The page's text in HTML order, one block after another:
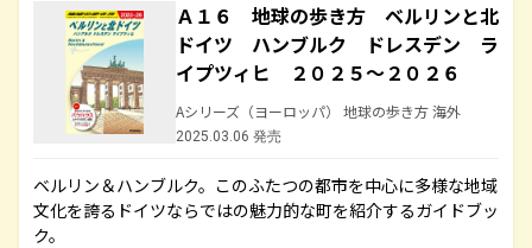
Ａ１６ 地球の歩き方 ベルリンと北
ドイツ ハンブルク ドレスデン ラ
イプツィヒ ２０２５～２０２６
Aシリーズ（ヨーロッパ） 地球の歩き方 海外
2025.03.06 発売
ベルリン＆ハンブルク。このふたつの都市を中心に多様な地域
文化を誇るドイツならではの魅力的な町を紹介するガイドブッ
ク。